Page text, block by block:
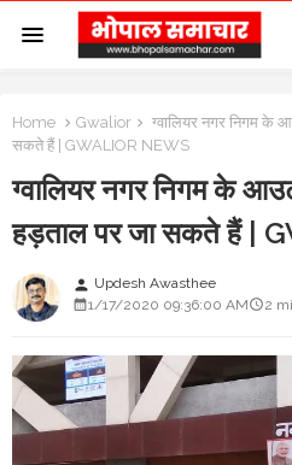
Home Gwalior
ग्वालियर नगर निगम के
सकते हैं | GWALIOR NEWS
ग्वालियर नगर निगम के
हड़ताल पर जा सकते हैं |
person Updesh Awasthee
1/17/2020 09:36:00 AM
2